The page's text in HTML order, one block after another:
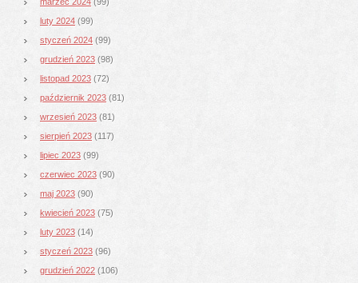
luty 2024 (99)
styczeń 2024 (99)
grudzień 2023 (98)
listopad 2023 (72)
październik 2023 (81)
wrzesień 2023 (81)
sierpień 2023 (117)
lipiec 2023 (99)
czerwiec 2023 (90)
maj 2023 (90)
kwiecień 2023 (75)
luty 2023 (14)
styczeń 2023 (96)
grudzień 2022 (106)